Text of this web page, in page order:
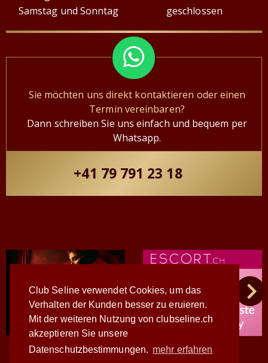
Club Seline verwendet Cookies, um das
Verhalten der Kunden besser zu eruieren.
Mit der weiteren Nutzung von clubseline.ch
akzeptieren Sie unsere
Datenschutzbestimmungen. mehr erfahren
Samstag und Sonntag
geschlossen
Sie möchten uns direkt kontaktieren oder einen
Termin vereinbaren?
Dann schreiben Sie uns einfach und bequem per
Whatsapp.
+41 79 791 23 18